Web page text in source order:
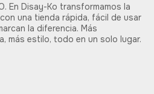
En Disay-Ko transformamos la
una tienda rápida, fácil de usar
la diferencia. Más
más estilo, todo en un solo lugar.